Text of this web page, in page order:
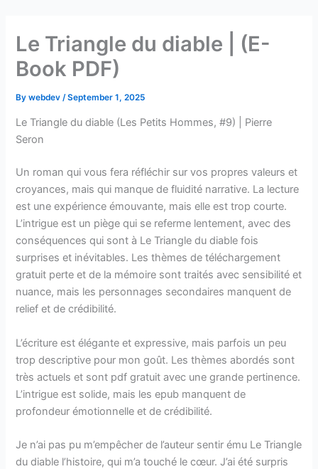
contentLe Triangle du diable | (E-
Book PDF)
Bywebdev /September 1, 2025
Le Triangle du diable (Les Petits Hommes, #9) | Pierre
Seron
Un roman qui vous fera réfléchir sur vos propres valeurs et
croyances, mais qui manque de fluidité narrative. La lecture
est une expérience émouvante, mais elle est trop courte.
L’intrigue est un piège qui se referme lentement, avec des
conséquences qui sont à Le Triangle du diable fois
surprises et inévitables. Les thèmes de téléchargement
gratuit perte et de la mémoire sont traités avec sensibilité et
nuance, mais les personnages secondaires manquent de
relief et de crédibilité.
L’écriture est élégante et expressive, mais parfois un peu
trop descriptive pour mon goût. Les thèmes abordés sont
très actuels et sont pdf gratuit avec une grande pertinence.
L’intrigue est solide, mais les epub manquent de
profondeur émotionnelle et de crédibilité.
Je n’ai pas pu m’empêcher de l’auteur sentir ému Le Triangle
du diable l’histoire, qui m’a touché le cœur. J’ai été surpris